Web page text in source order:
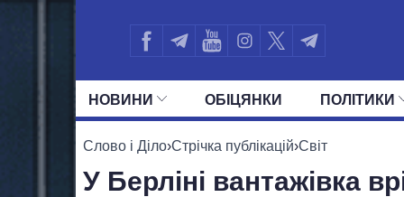
НОВИНИ ОБIЦЯНКИ ПОЛIТИКИ
УСІ ПОЛІТИКИ ПРЕЗИДЕНТ І ОФІС
Слово і Діло›Стрічка публікацій›Світ
У Берліні вантажівка